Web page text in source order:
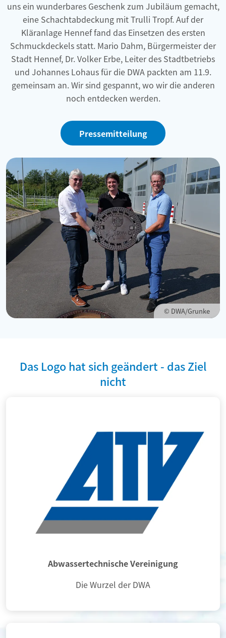
uns ein wunderbares Geschenk zum Jubiläum gemacht,
eine Schachtabdeckung mit Trulli Tropf. Auf der
Kläranlage Hennef fand das Einsetzen des ersten
Schmuckdeckels statt. Mario Dahm, Bürgermeister der
Stadt Hennef, Dr. Volker Erbe, Leiter des Stadtbetriebs
und Johannes Lohaus für die DWA packten am 11.9.
gemeinsam an. Wir sind gespannt, wo wir die anderen
noch entdecken werden.
Pressemitteilung
© DWA/Grunke
Das Logo hat sich geändert - das Ziel
nicht
Abwassertechnische Vereinigung
Die Wurzel der DWA